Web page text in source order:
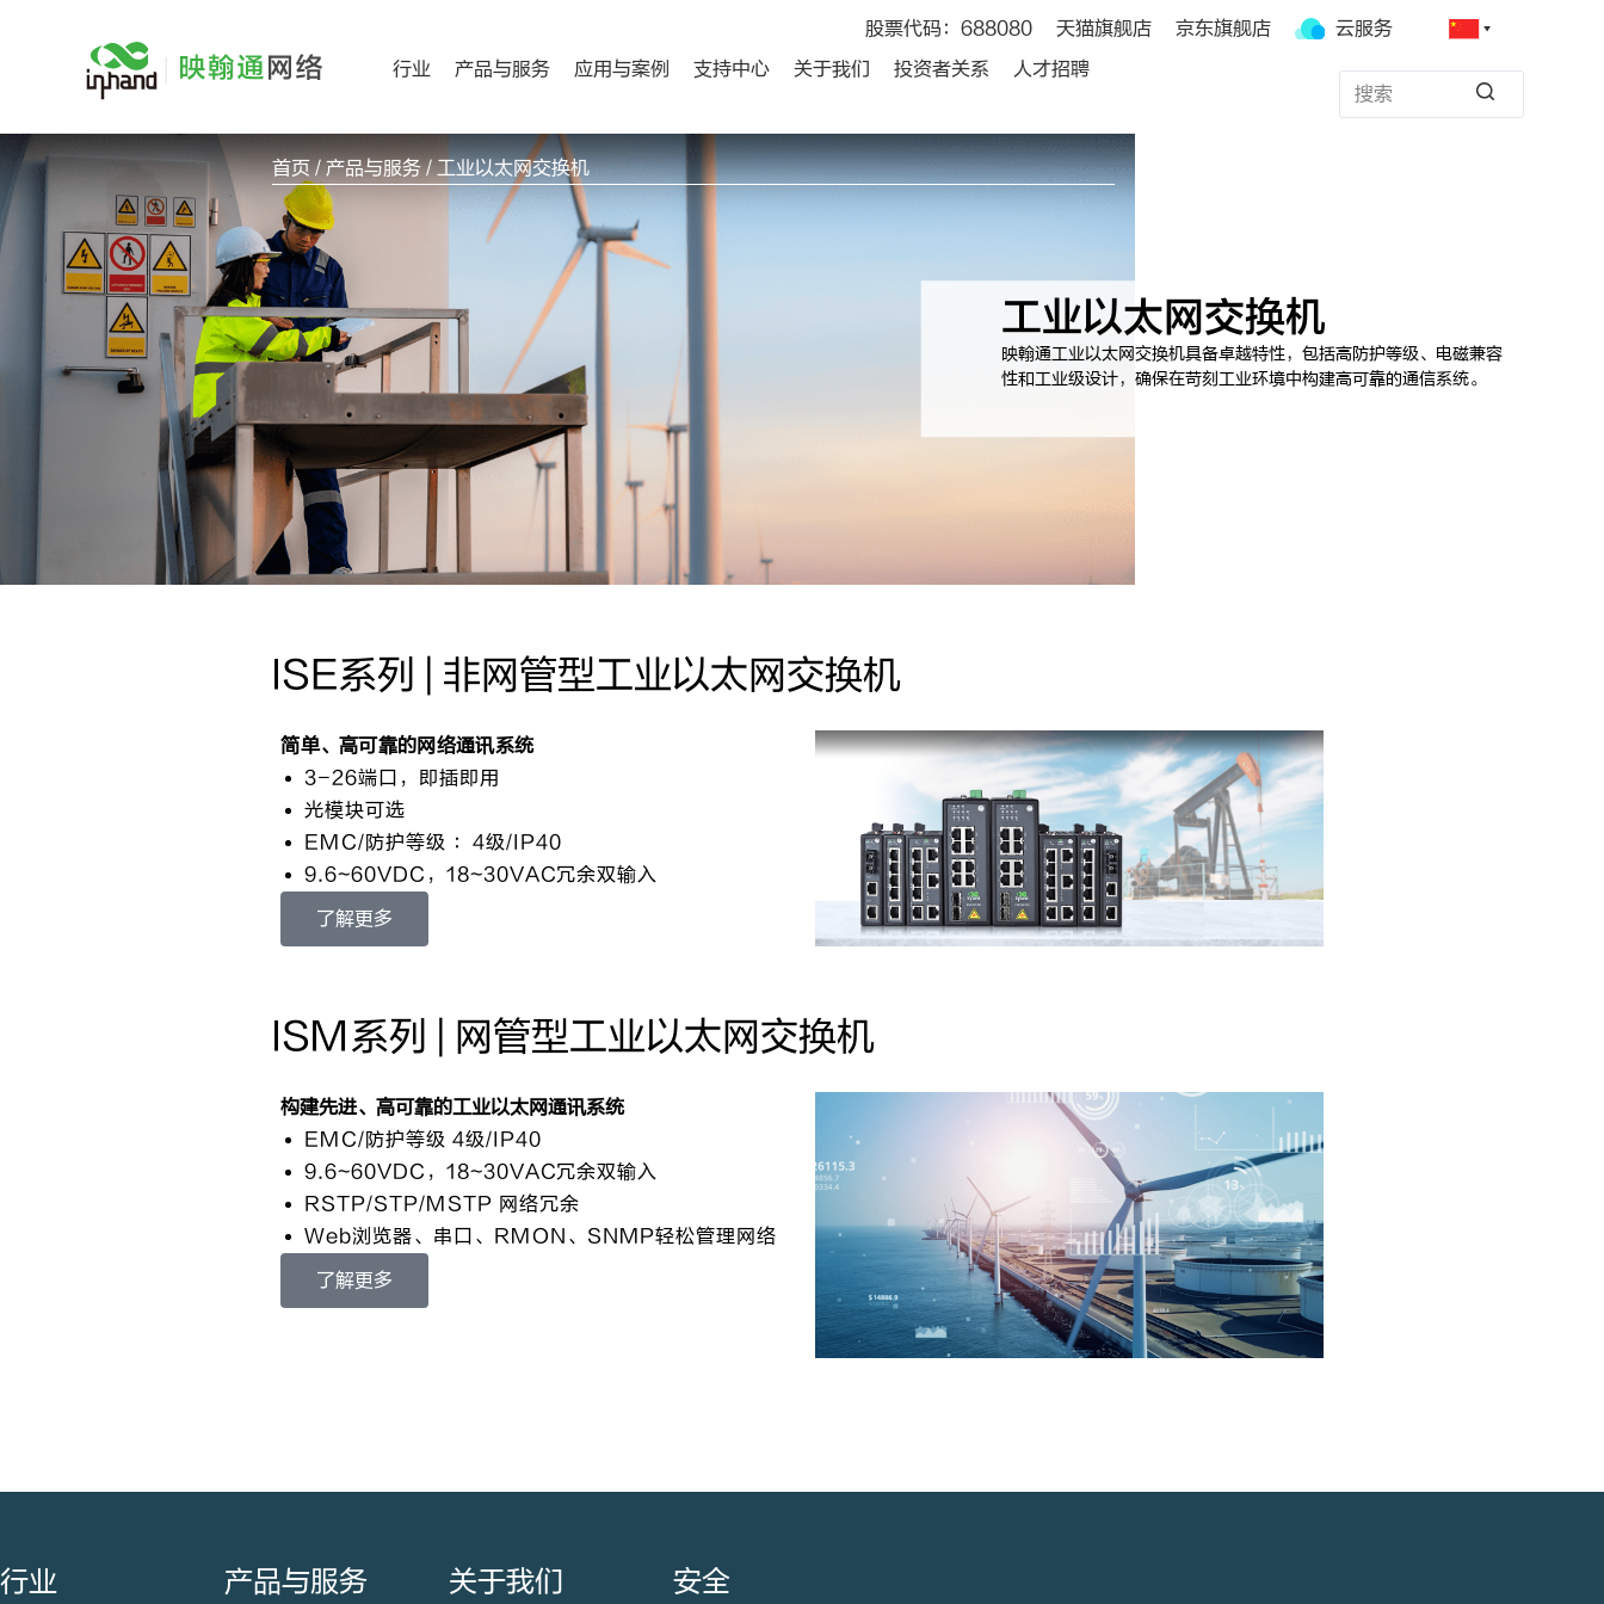
股票代码：688080 天猫旗舰店 京东旗舰店
云服务
行业
产品与服务 应用与案例 支持中心 关于我们 投资者关系 人才招聘
工业以太网交换机
映翰通工业以太网交换机具备卓越特性，包括高防护等级、电磁兼容
性和工业级设计，确保在苛刻工业环境中构建高可靠的通信系统。
首页/产品与服务/ 工业以太网交换机
ISE系列 | 非网管型工业以太网交换机
简单、高可靠的网络通讯系统
3-26端口，即插即用
光模块可选
EMC/防护等级 ：4级/IP40
9.6~60VDC，18~30VAC冗余双输入
了解更多
ISM系列 | 网管型工业以太网交换机
构建先进、高可靠的工业以太网通讯系统
EMC/防护等级 4级/IP40
9.6~60VDC，18~30VAC冗余双输入
RSTP/STP/MSTP 网络冗余
Web浏览器、串口、RMON、SNMP轻松管理网络
了解更多
行业 产品与服务 关于我们 安全